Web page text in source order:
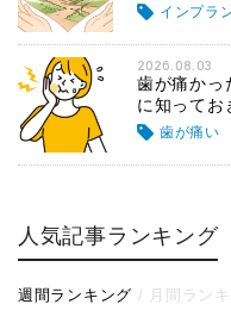
インプラ
2026.08.03
歯が痛かっ
に知ってお
歯が痛い
人気記事ランキング
週間ランキング 月間ラン